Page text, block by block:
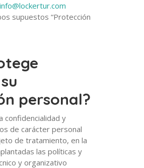
info@lockertur.com
supuestos “Protección
personal?
confidencialidad y
de carácter personal
de tratamiento, en la
las políticas y
y organizativo